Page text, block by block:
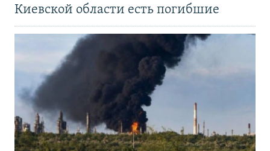
Киевской области есть погибшие